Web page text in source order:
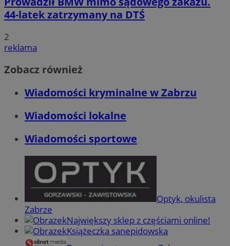
44-latek zatrzymany na DTŚ
2
reklama
Zobacz również
Wiadomości kryminalne w Zabrzu
Wiadomości lokalne
Wiadomości sportowe
Optyk, okulista
Zabrze
Największy sklep z częściami online!
Książeczka sanepidowska